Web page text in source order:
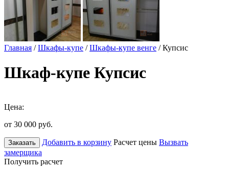
Главная /Шкафы-купе /Шкафы-купе венге / Купсис
Шкаф-купе Купсис
Цена:
от 30 000 руб.
Заказать Добавить в корзину Расчет цены Вызвать
замерщика
Получить расчет